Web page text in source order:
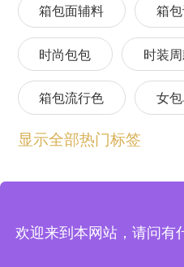
箱包面辅料 箱
时尚包包 时装
箱包流行色 女
箱包流行趋势预测
女包流行趋势预测
包包设计师品牌
显示全部热门标签
上海逸尚云联信息技术股
欢迎来到本网站，请问有